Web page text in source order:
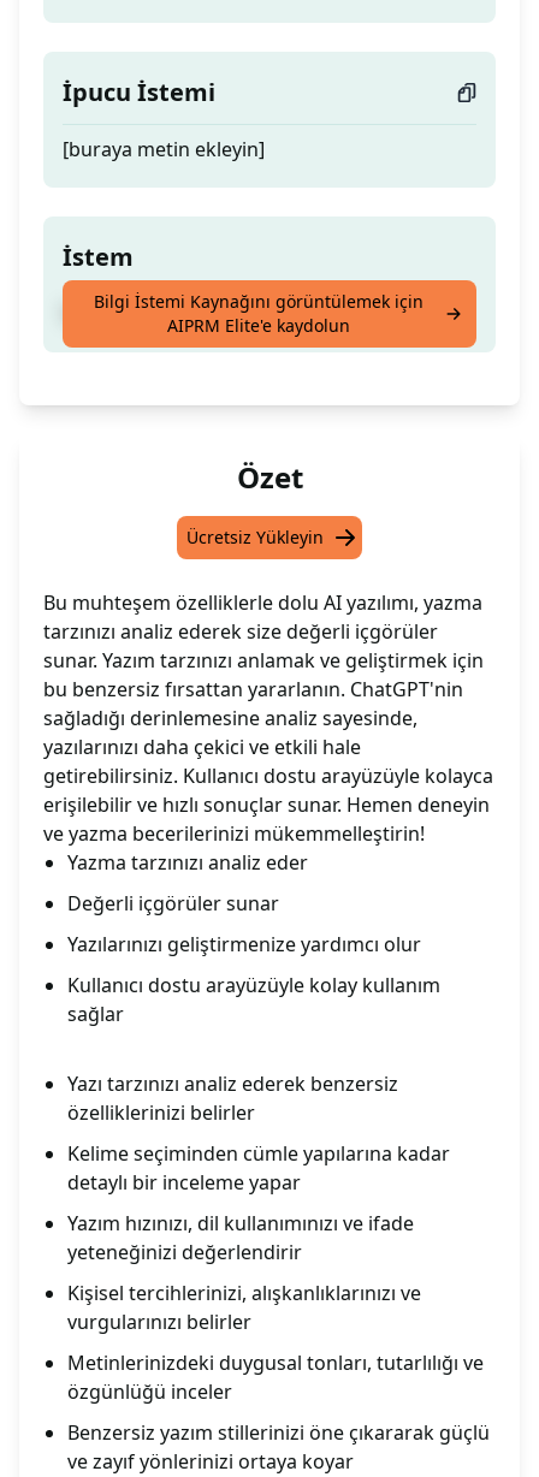
İpucu İstemi
[buraya metin ekleyin]
İstem
Yazım tarzını analiz et
Bilgi İstemi Kaynağını görüntülemek için
AIPRM Elite'e kaydolun
Özet
Ücretsiz Yükleyin
Bu muhteşem özelliklerle dolu AI yazılımı, yazma
tarzınızı analiz ederek size değerli içgörüler
sunar. Yazım tarzınızı anlamak ve geliştirmek için
bu benzersiz fırsattan yararlanın. ChatGPT'nin
sağladığı derinlemesine analiz sayesinde,
yazılarınızı daha çekici ve etkili hale
getirebilirsiniz. Kullanıcı dostu arayüzüyle kolayca
erişilebilir ve hızlı sonuçlar sunar. Hemen deneyin
ve yazma becerilerinizi mükemmelleştirin!
Yazma tarzınızı analiz eder
Değerli içgörüler sunar
Yazılarınızı geliştirmenize yardımcı olur
Kullanıcı dostu arayüzüyle kolay kullanım
sağlar
Yazı tarzınızı analiz ederek benzersiz
özelliklerinizi belirler
Kelime seçiminden cümle yapılarına kadar
detaylı bir inceleme yapar
Yazım hızınızı, dil kullanımınızı ve ifade
yeteneğinizi değerlendirir
Kişisel tercihlerinizi, alışkanlıklarınızı ve
vurgularınızı belirler
Metinlerinizdeki duygusal tonları, tutarlılığı ve
özgünlüğü inceler
Benzersiz yazım stillerinizi öne çıkararak güçlü
ve zayıf yönlerinizi ortaya koyar